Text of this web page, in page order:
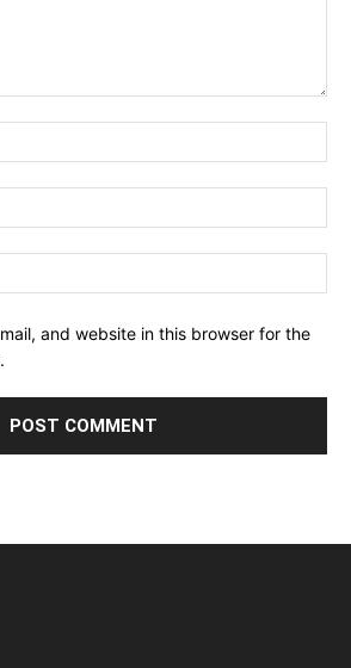
and website in this browser for the